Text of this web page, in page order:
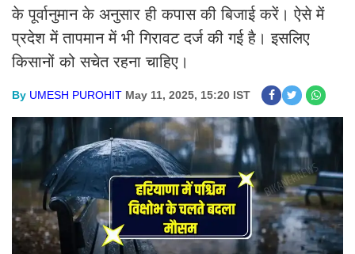
के पूर्वानुमान के अनुसार ही कपास की बिजाई करें। ऐसे में
प्रदेश में तापमान में भी गिरावट दर्ज की गई है। इसलिए
किसानों को सचेत रहना चाहिए।
By UMESH PUROHIT May 11, 2025, 15:20 IST